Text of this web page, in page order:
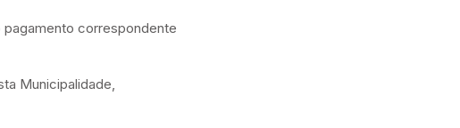
correspondente
Municipalidade,